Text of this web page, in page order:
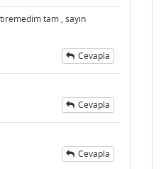
tam , sayın
Cevapla
Cevapla
Cevapla